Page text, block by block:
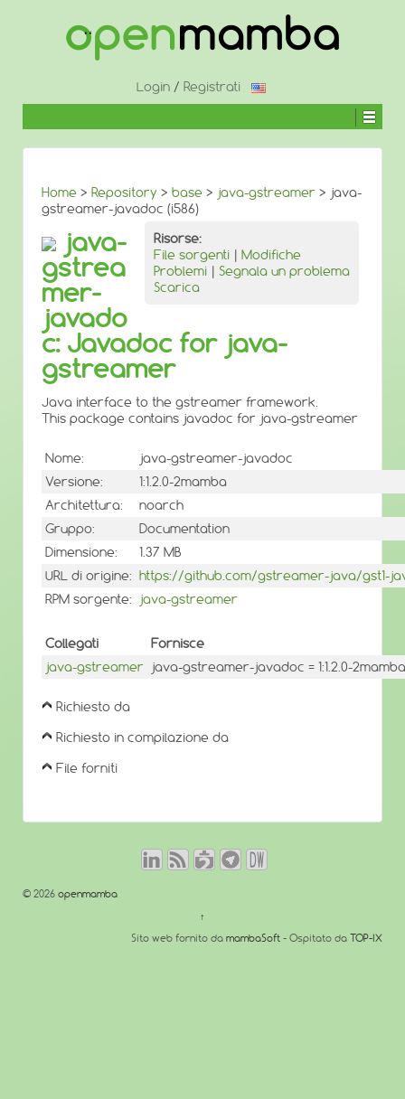
CONTENUTO
Login / Registrati
Home > Repository > base > java-gstreamer > java-
gstreamer-javadoc (i586)
Risorse:
File sorgenti | Modifiche
Problemi | Segnala un problema
Scarica
java-
gstrea
mer-
javado
c: Javadoc for java-
gstreamer
Java interface to the gstreamer framework.
This package contains javadoc for java-gstreamer
Nome:
java-gstreamer-javadoc
Versione:
1:1.2.0-2mamba
Architettura:
noarch
Gruppo:
Documentation
Dimensione:
1.37 MB
URL di origine: https://github.com/gstreamer-java/gst1-
RPM sorgente:
java-gstreamer
Collegati
Fornisce
java-gstreamer
java-gstreamer-javadoc = 1:1.2.0-2mamba
Richiesto da
Richiesto in compilazione da
File forniti
© 2026 openmamba
↑
Sito web fornito da mambaSoft - Ospitato da TOP-IX